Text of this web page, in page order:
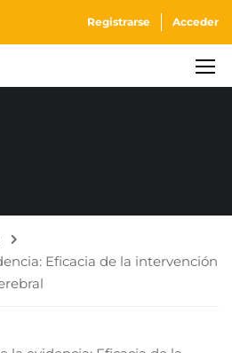
Registrarse Acceder
Eficacia de la intervención